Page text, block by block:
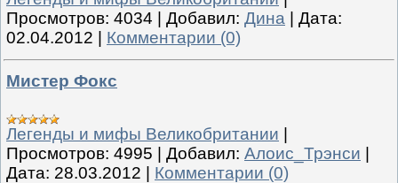
Просмотров: 4034 Добавил: Дина
Дата:
02.04.2012
Комментарии (0)
Мистер Фокс
Легенды и мифы Великобритании
Просмотров: 4995 Добавил: Алоис_Трэнси
Дата: 28.03.2012 Комментарии (0)